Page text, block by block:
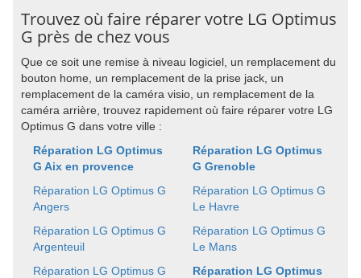
Trouvez où faire réparer votre LG Optimus
G près de chez vous
Que ce soit une remise à niveau logiciel, un remplacement du
bouton home, un remplacement de la prise jack, un
remplacement de la caméra visio, un remplacement de la
caméra arrière, trouvez rapidement où faire réparer votre LG
Optimus G dans votre ville :
Réparation LG Optimus
G Aix en provence
Réparation LG Optimus G
Angers
Réparation LG Optimus G
Argenteuil
Réparation LG Optimus G
Réparation LG Optimus
G Grenoble
Réparation LG Optimus G
Le Havre
Réparation LG Optimus G
Le Mans
Réparation LG Optimus